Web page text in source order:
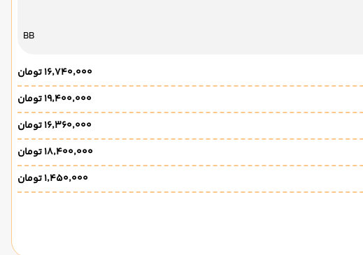
BB
۱۶٬۷۴۰٬۰۰۰ تومان
۱۹٬۴۰۰٬۰۰۰ تومان
۱۶٬۳۶۰٬۰۰۰ تومان
۱۸٬۴۰۰٬۰۰۰ تومان
۱٬۴۵۰٬۰۰۰ تومان